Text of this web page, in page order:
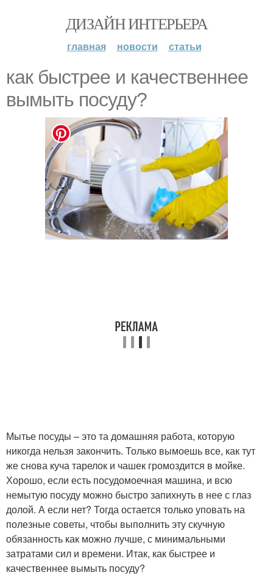
ДИЗАЙН ИНТЕРЬЕРА
главная новости статьи
как быстрее и качественнее
вымыть посуду?
Мытье посуды – это та домашняя работа, которую
никогда нельзя закончить. Только вымоешь все, как тут
же снова куча тарелок и чашек громоздится в мойке.
Хорошо, если есть посудомоечная машина, и всю
немытую посуду можно быстро запихнуть в нее с глаз
долой. А если нет? Тогда остается только уповать на
полезные советы, чтобы выполнить эту скучную
обязанность как можно лучше, с минимальными
затратами сил и времени. Итак, как быстрее и
качественнее вымыть посуду?